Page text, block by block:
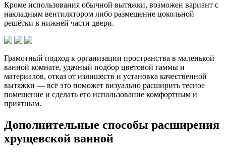
Кроме использования обычной вытяжки, возможен вариант с
накладным вентилятором либо размещение цокольной
решётки в нижней части двери.
Грамотный подход к организации пространства в маленькой
ванной комнате, удачный подбор цветовой гаммы и
материалов, отказ от излишеств и установка качественной
вытяжки — всё это поможет визуально расширить тесное
помещение и сделать его использование комфортным и
приятным.
Дополнительные способы расширения
хрущевской ванной